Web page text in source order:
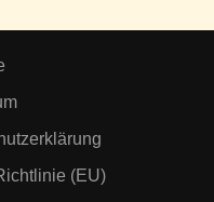
(EU)